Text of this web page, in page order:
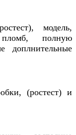
модель,
полную
доплнительные
(ростест) и